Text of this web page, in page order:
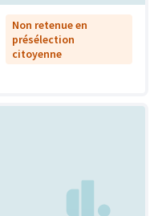
Non retenue en
présélection
citoyenne